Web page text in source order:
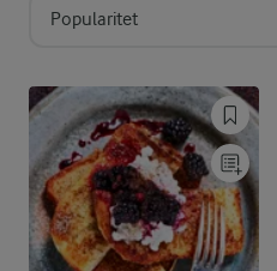
Popularitet